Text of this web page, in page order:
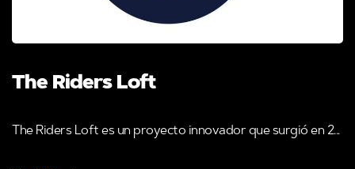
The Riders Loft
The Riders Loft es un proyecto innovador que surgió en 2...